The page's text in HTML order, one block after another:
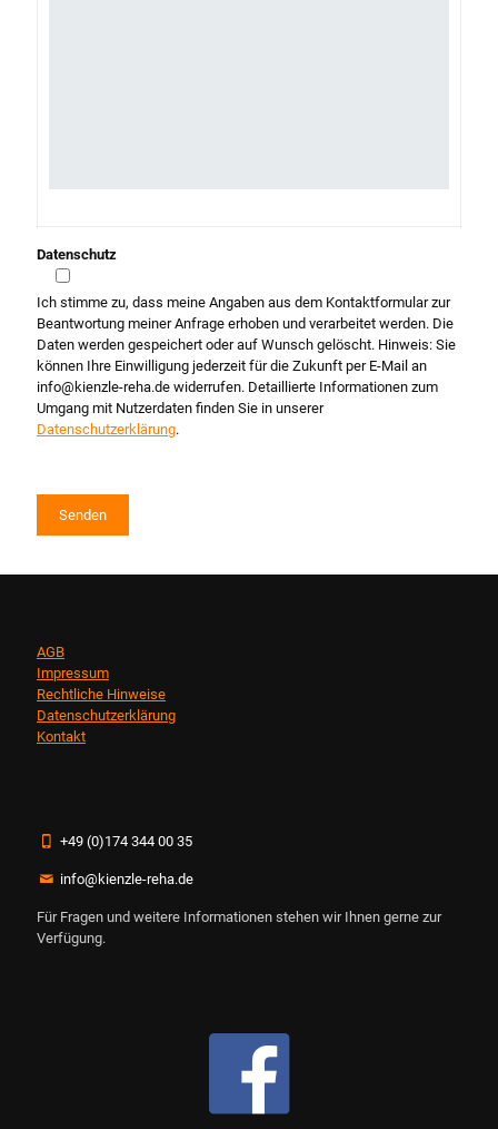
Datenschutz
Ich stimme zu, dass meine Angaben aus dem Kontaktformular zur
Beantwortung meiner Anfrage erhoben und verarbeitet werden. Die
Daten werden gespeichert oder auf Wunsch gelöscht. Hinweis: Sie
können Ihre Einwilligung jederzeit für die Zukunft per E-Mail an
info@kienzle-reha.de widerrufen. Detaillierte Informationen zum
Umgang mit Nutzerdaten finden Sie in unserer
Datenschutzerklärung.
AGB
Impressum
Rechtliche Hinweise
Datenschutzerklärung
Kontakt
+49 (0)174 344 00 35
info@kienzle-reha.de
Für Fragen und weitere Informationen stehen wir Ihnen gerne zur
Verfügung.